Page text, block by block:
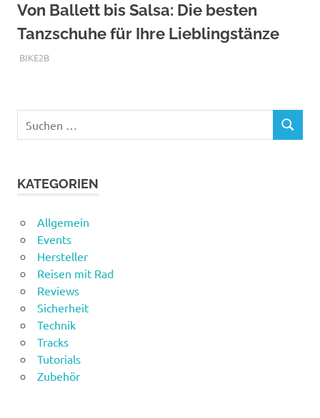
Von Ballett bis Salsa: Die besten
Tanzschuhe für Ihre Lieblingstänze
AUGUST 14, 2025
BIKE2B
KATEGORIEN
Allgemein
Events
Hersteller
Reisen mit Rad
Reviews
Sicherheit
Technik
Tracks
Tutorials
Zubehör